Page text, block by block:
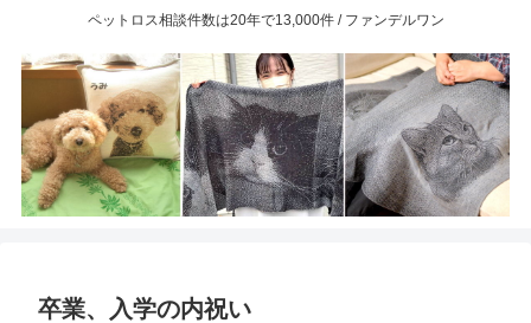
ペットロス相談件数は20年で13,000件 / ファンデルワン
卒業、入学の内祝い